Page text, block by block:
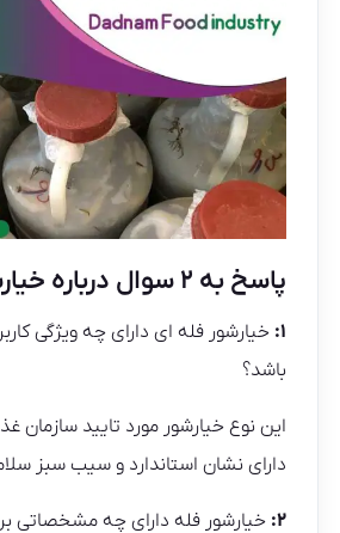
پاسخ به ۲ سوال درباره خیارشور فله ای
۱: خیارشور فله ای دارای چه ویژگی
باشد؟
این نوع خیارشور مورد تایید سازمان
دارای نشان استاندارد و سیب سبز
۲: خیارشور فله دارای چه مشخصاتی